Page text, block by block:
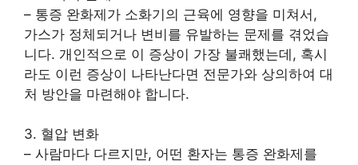
– 통증 완화제가 소화기의 근육에 영향을 미쳐서,
가스가 정체되거나 변비를 유발하는 문제를 겪었습
니다. 개인적으로 이 증상이 가장 불쾌했는데, 혹시
라도 이런 증상이 나타난다면 전문가와 상의하여 대
처 방안을 마련해야 합니다.
3. 혈압 변화
– 사람마다 다르지만, 어떤 환자는 통증 완화제를